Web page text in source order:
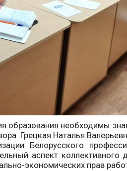
образования необходимы
Грецкая Наталья
Белорусского
аспект коллективного
экономических прав